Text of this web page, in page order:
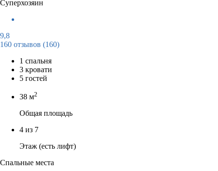
Суперхозяин
9,8
160 отзывов (160)
1 спальня
3 кровати
5 гостей
38 м2
Общая площадь
4 из 7
Этаж (есть лифт)
Спальные места